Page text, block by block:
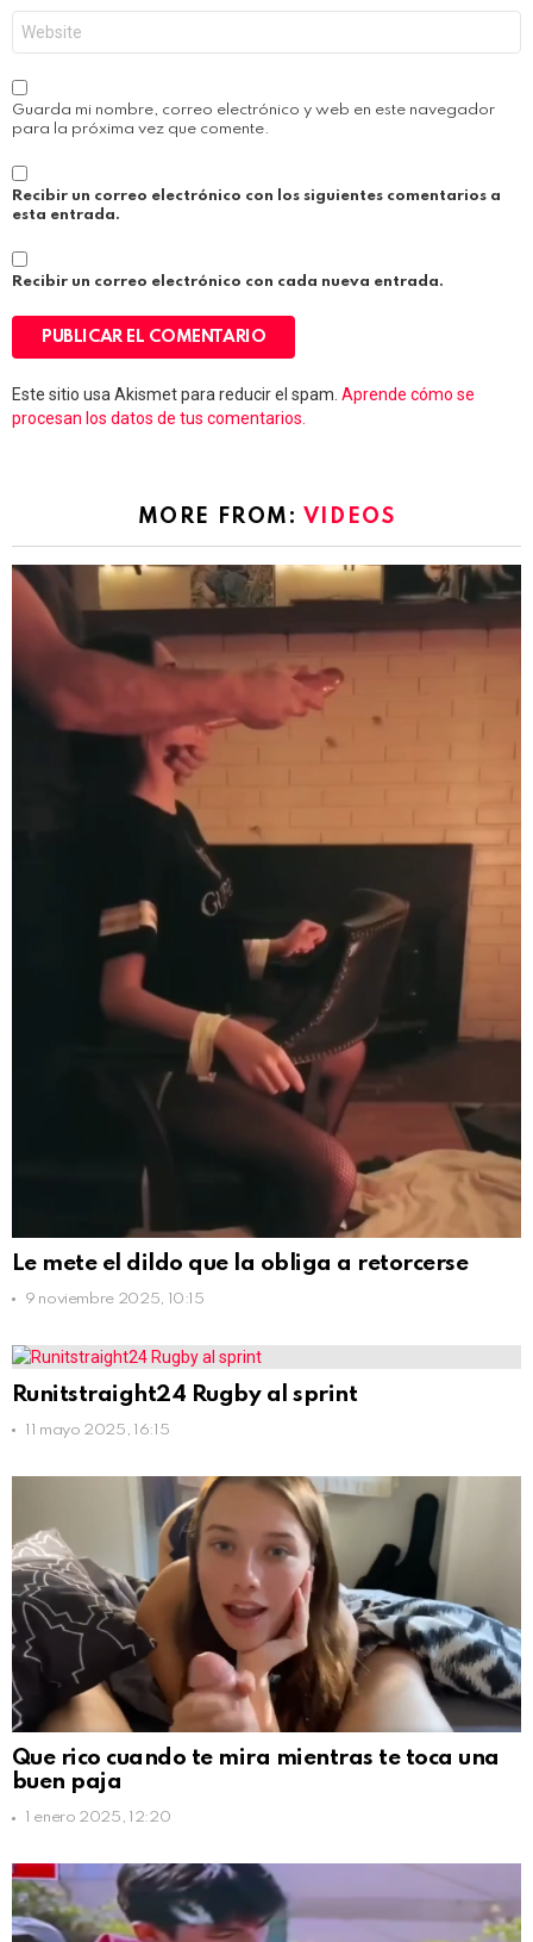
Guarda mi nombre, correo electrónico y web en este navegador
para la próxima vez que comente.
Recibir un correo electrónico con los siguientes comentarios a
esta entrada.
Recibir un correo electrónico con cada nueva entrada.
Este sitio usa Akismet para reducir el spam. Aprende cómo se
procesan los datos de tus comentarios.
MORE FROM: VIDEOS
Le mete el dildo que la obliga a retorcerse
9 noviembre 2025, 10:15
Runitstraight24 Rugby al sprint
11 mayo 2025, 16:15
Que rico cuando te mira mientras te toca una
buen paja
1 enero 2025, 12:20